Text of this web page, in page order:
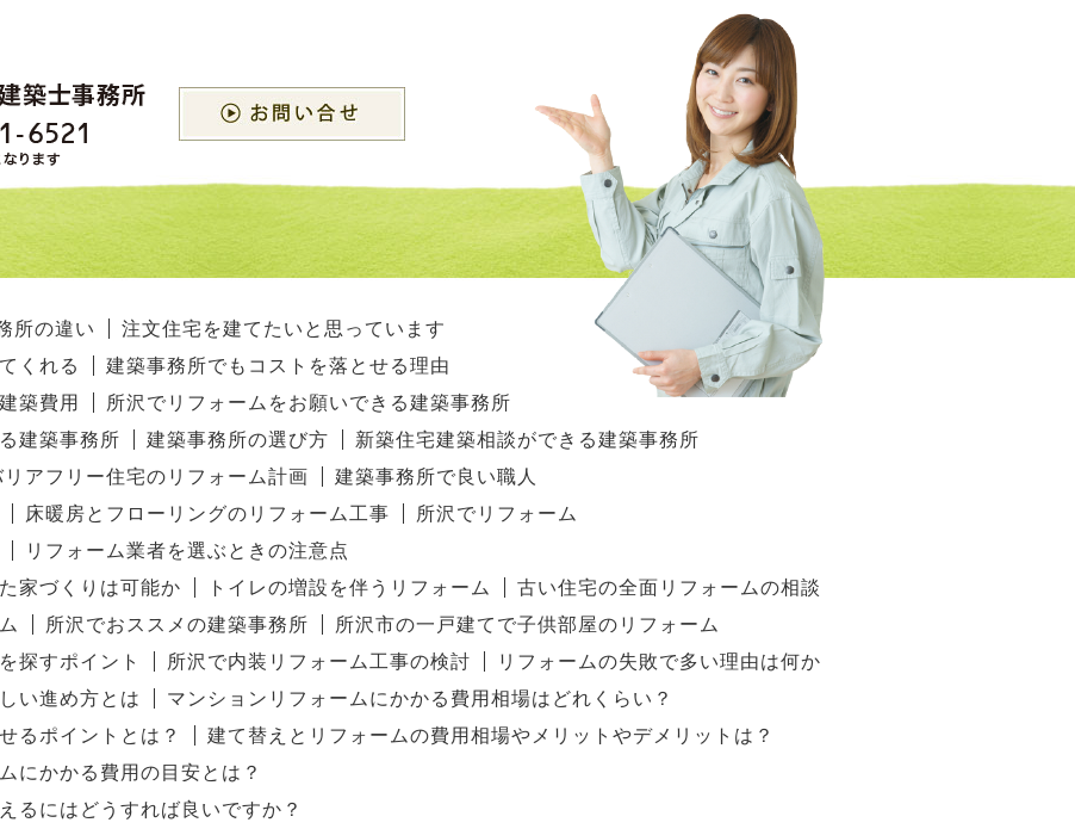
所の違い
注文住宅を建てたいと思っています
くれる
建築事務所でもコストを落とせる理由
築費用
所沢でリフォームをお願いできる建築事務所
建築事務所
建築事務所の選び方
新築住宅建築相談ができる建築事務所
リアフリー住宅のリフォーム計画
建築事務所で良い職人
床暖房とフローリングのリフォーム工事
所沢でリフォーム
リフォーム業者を選ぶときの注意点
家づくりは可能か
トイレの増設を伴うリフォーム
古い住宅の全面リフォームの相談
所沢でおススメの建築事務所
所沢市の一戸建てで子供部屋のリフォーム
探すポイント
所沢で内装リフォーム工事の検討
リフォームの失敗で多い理由は何か
い進め方とは
マンションリフォームにかかる費用相場はどれくらい？
るポイントとは？
建て替えとリフォームの費用相場やメリットやデメリットは？
にかかる費用の目安とは？
るにはどうすれば良いですか？